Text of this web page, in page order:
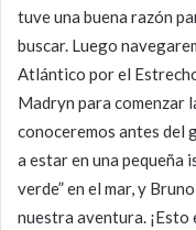
tuve una buena razón
buscar. Luego
Atlántico por el
Madryn para comenzar
conoceremos antes del
a estar en una pequeña
verde” en el mar, y
nuestra aventura. ¡Esto